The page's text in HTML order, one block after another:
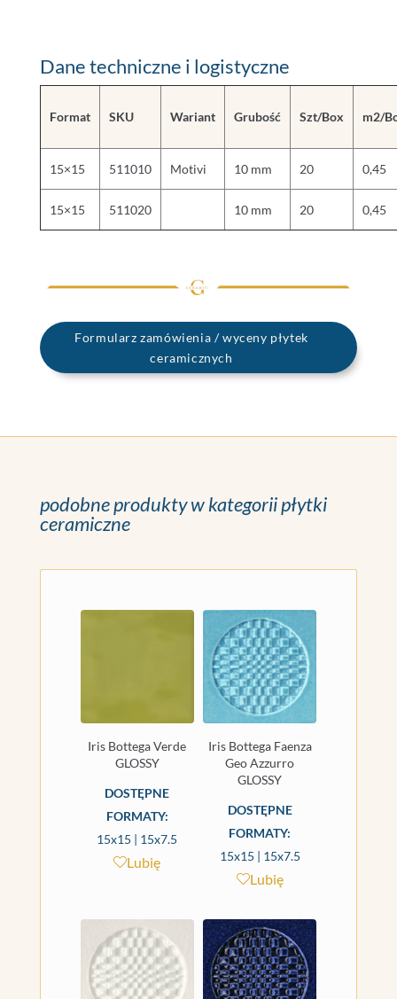
Dane techniczne i logistyczne
Format SKU Wariant Grubość Szt/Box m2/
15×15 511010 Motivi 10 mm 20 0,45
15×15 511020 10 mm 20 0,45
Formularz zamówienia / wyceny płytek
ceramicznych
podobne produkty w kategorii płytki
ceramiczne
Iris Bottega Verde
GLOSSY
DOSTĘPNE
FORMATY:
15x15 | 15x7.5
Lubię
Iris Bottega Faenza
Geo Azzurro
GLOSSY
DOSTĘPNE
FORMATY:
15x15 | 15x7.5
Lubię